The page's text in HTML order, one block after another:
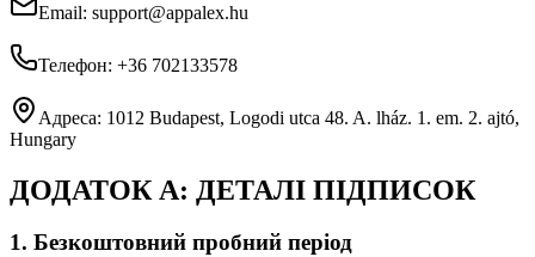
Email: support@appalex.hu
Телефон: +36 702133578
Адреса: 1012 Budapest, Logodi utca 48. A. lház. 1. em. 2. ajtó,
Hungary
ДОДАТОК А: ДЕТАЛІ ПІДПИСОК
1. Безкоштовний пробний період